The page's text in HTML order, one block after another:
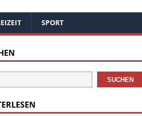
SPORT
SUCHEN